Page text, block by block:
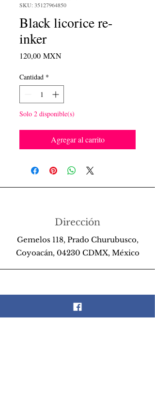
SKU: 35127964850
Black licorice re-
inker
120,00 MXNPrecio
Cantidad *
Solo 2 disponible(s)
Agregar al carrito
Dirección
Gemelos 118, Prado Churubusco,
Coyoacán, 04230 CDMX, México
Teléfono
55 26 89 13 14